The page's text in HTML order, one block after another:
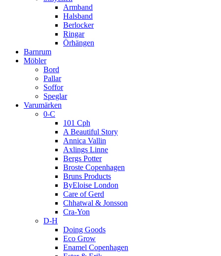
Armband
Halsband
Berlocker
Ringar
Örhängen
Barnrum
Möbler
Bord
Pallar
Soffor
Speglar
Varumärken
0-C
101 Cph
A Beautiful Story
Annica Vallin
Axlings Linne
Bergs Potter
Broste Copenhagen
Bruns Products
ByEloise London
Care of Gerd
Chhatwal & Jonsson
Cra-Yon
D-H
Doing Goods
Eco Grow
Enamel Copenhagen